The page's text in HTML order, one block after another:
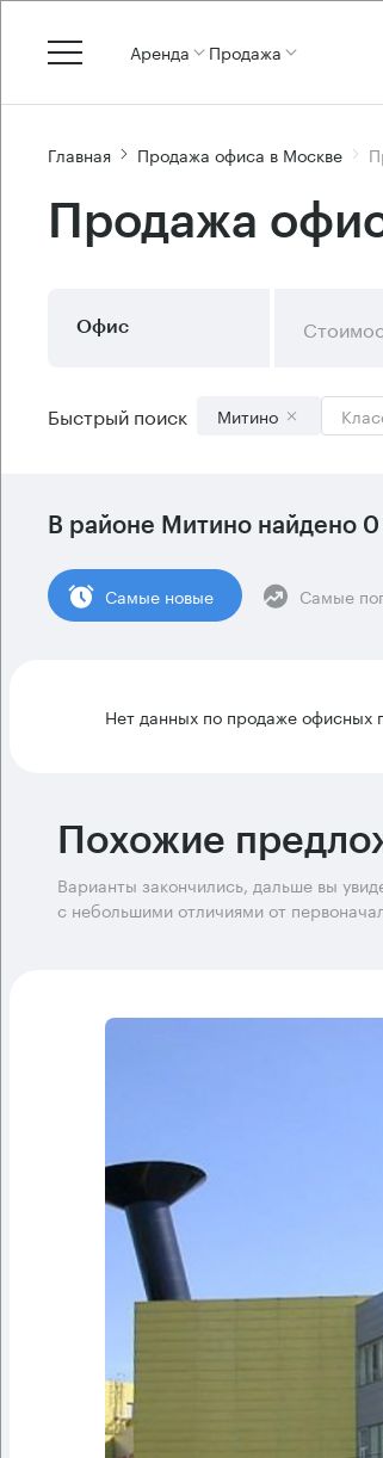
Аренда Продажа
Главная Продажа офиса в Москве
Продажа
Офис
Быстрый поиск Митино
В районе Митино найдено 0
Cамые новые Самые
Нет данных по продаже
Похожие
Варианты закончились, дальше вы
с небольшими отличиями от